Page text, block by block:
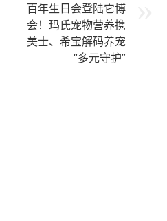
百年生日会登陆它博
会！玛氏宠物营养携
美士、希宝解码养宠
“多元守护”